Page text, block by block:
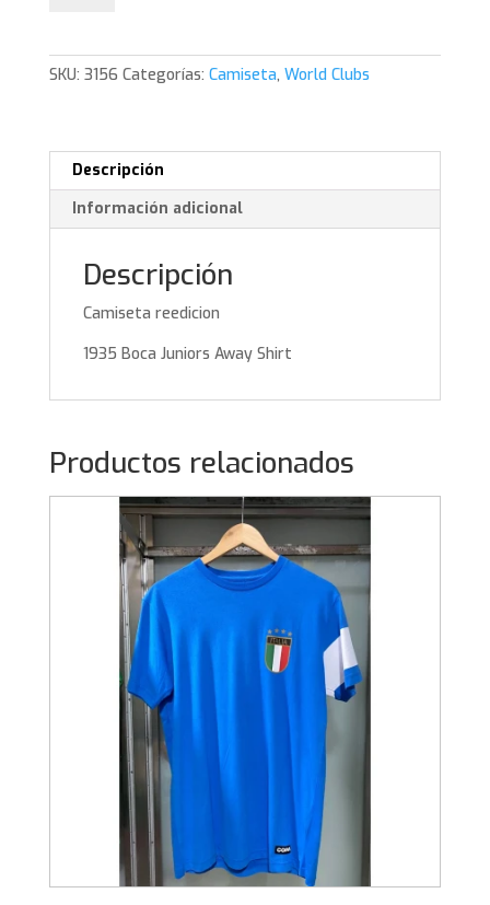
Shirt
SKU: 3156 Categorías: Camiseta, World Clubs
Descripción
Información adicional
Descripción
Camiseta reedicion
1935 Boca Juniors Away Shirt
Productos relacionados